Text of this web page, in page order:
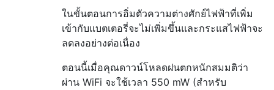
ในขั้นตอนการอิ่มตัวความต่างศักย์ไฟฟ้าที่เพิ่ม
เข้ากับแบตเตอรี่จะไม่เพิ่มขึ้นและกระแสไฟฟ้าจะ
ลดลงอย่างต่อเนื่อง
ตอนนี้เมื่อคุณดาวน์โหลดฝนตกหนักสมมติว่า
ผ่าน WiFi จะใช้เวลา 550 mW (สำหรับ